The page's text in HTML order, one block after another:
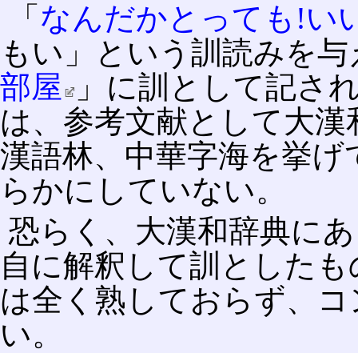
「 なんだかとっても!い
もい」という訓読みを
部屋
」に訓として記さ
は、参考文献として大
漢語林、中華字海を挙
らかにしていない。
恐らく、大漢和辞典に
自に解釈して訓とした
は全く熟しておらず、
い。